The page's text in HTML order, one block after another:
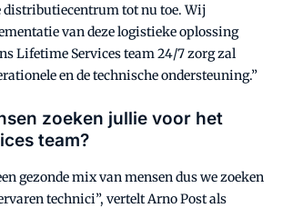
distributiecentrum tot nu toe. Wij
van deze logistieke oplossing
Lifetime Services team 24/7 zorg zal
en de technische ondersteuning.”
zoeken jullie voor het
team?
gezonde mix van mensen dus we zoeken
technici”, vertelt Arno Post als